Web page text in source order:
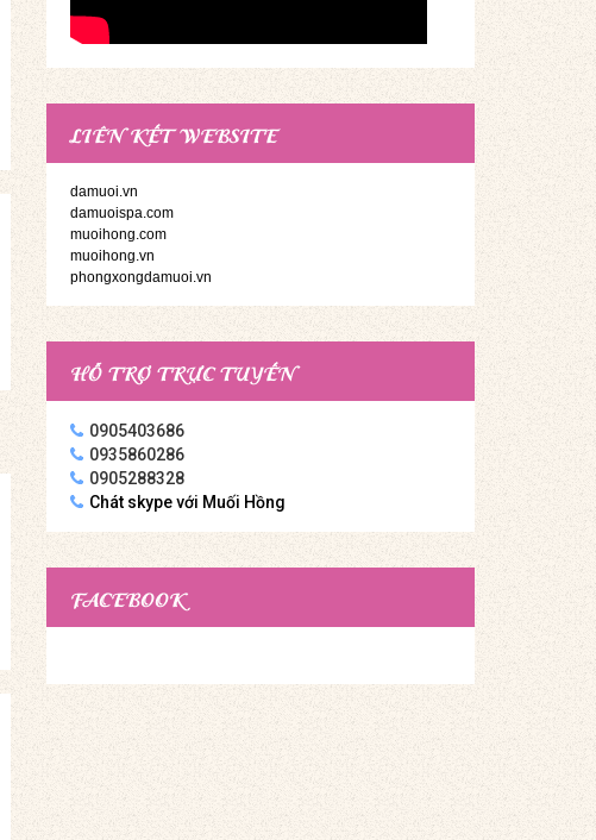
LIÊN KẾT WEBSITE
damuoi.vn
damuoispa.com
muoihong.com
muoihong.vn
phongxongdamuoi.vn
HỖ TRỢ TRỰC TUYẾN
0905403686
0935860286
0905288328
Chát skype với Muối Hồng
FACEBOOK